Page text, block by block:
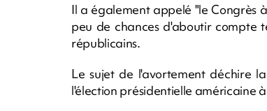
Il a également appelé "le Congrès
peu de chances d'aboutir compte
républicains.
Le sujet de l'avortement déchire
l'élection présidentielle américaine